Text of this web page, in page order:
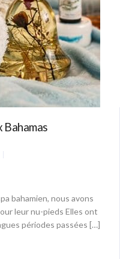
Bahamas
bahamien, nous avons
leur nu-pieds Elles ont
périodes passées […]